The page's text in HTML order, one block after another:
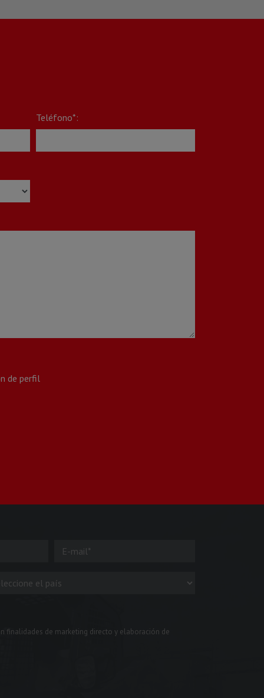
Teléfono*:
de perfil
finalidades de marketing directo y elaboración de